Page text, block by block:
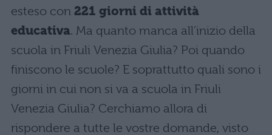
esteso con 221 giorni di attività
educativa. Ma quanto manca all’inizio della
scuola in Friuli Venezia Giulia? Poi quando
finiscono le scuole? E soprattutto quali sono i
giorni in cui non si va a scuola in Friuli
Venezia Giulia? Cerchiamo allora di
rispondere a tutte le vostre domande, visto